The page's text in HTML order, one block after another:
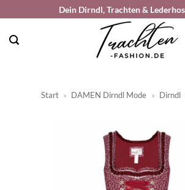
springen
Dein Dirndl, Trachten &
Start » DAMEN Dirndl Mode » Dirndl